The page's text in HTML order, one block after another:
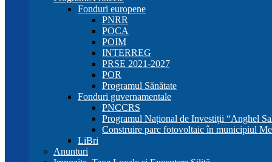
Fonduri europene
PNRR
POCA
POIM
INTERREG
PRSE 2021-2027
POR
Programul Sănătate
Fonduri guvernamentale
PNCCRS
Programul Național de Investiții “Anghel
Construire parc fotovoltaic în municipiul
LiBri
Anunturi